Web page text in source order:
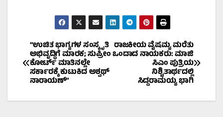
Post
navigation
ರಾಜಕೀಯ ವೈಷಮ್ಯ ಮರೆತು
ಒಂದಾದ ನಾಯಕರು: ಮಾಜಿ
ಸಿಎಂ ಪುತ್ರಿಯ
ನಿಶ್ಚಿತಾರ್ಥದಲ್ಲಿ
ಸಿದ್ದರಾಮಯ್ಯ ಭಾಗಿ
“ಉಚಿತ ಭಾಗ್ಯಗಳ ಸಂಸ್ಕೃತಿ
ಅಭಿವೃದ್ಧಿಗೆ ಮಾರಕ; ಸುಪ್ರೀಂ
ಕೋರ್ಟ್ ಮಾತಿನಲ್ಲೇ
ಸರ್ಕಾರಕ್ಕೆ ಕುಟುಕಿದ ಅಶ್ವಥ್
ನಾರಾಯಣ್”